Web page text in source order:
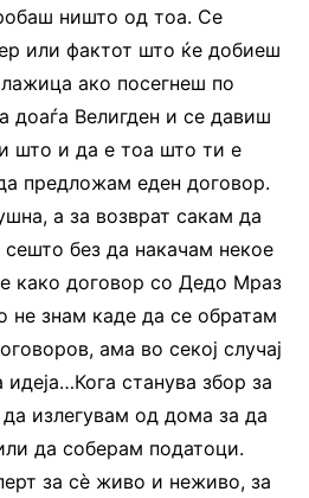
ништо од тоа. Се
или фактот што ќе добиеш
ако посегнеш по
доаѓа Велигден и се давиш
што и да е тоа што ти е
предложам еден договор.
а за возврат сакам да
без да накачам некое
како договор со Дедо Мраз
не знам каде да се обратам
ама во секој случај
станува збор за
излегувам од дома за да
да соберам податоци.
за сè живо и неживо, за